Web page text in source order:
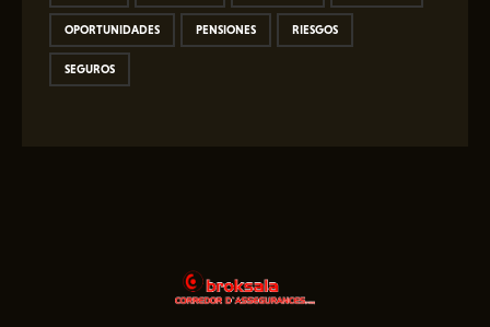
OPORTUNIDADES PENSIONES RIESGOS
SEGUROS